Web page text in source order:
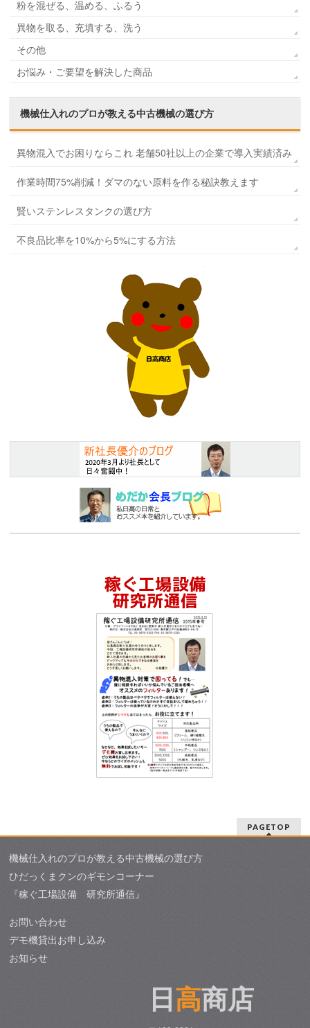
粉を混ぜる、温める、ふるう
異物を取る、充填する、洗う
その他
お悩み・ご要望を解決した商品
機械仕入れのプロが教える中古機械の選び方
異物混入でお困りならこれ 老舗50社以上の企業で導入実績済み
作業時間75%削減！ダマのない原料を作る秘訣教えます
賢いステンレスタンクの選び方
不良品比率を10%から5%にする方法
PAGETOP
機械仕入れのプロが教える中古機械の選び方
ひだっくまクンのギモンコーナー
『稼ぐ工場設備 研究所通信』
お問い合わせ
デモ機貸出お申し込み
お知らせ
日高商店